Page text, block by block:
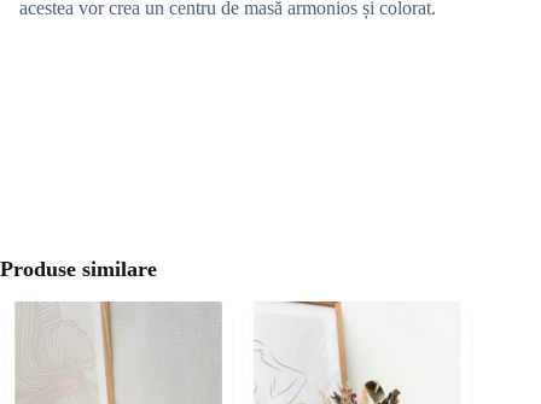
acestea vor crea un centru de masă armonios și colorat.
Produse similare